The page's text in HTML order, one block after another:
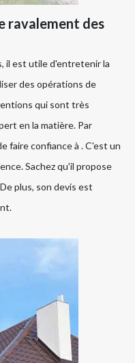
ravalement des
il est utile d'entretenir la
des opérations de
qui sont très
en la matière. Par
faire confiance à . C'est un
Sachez qu'il propose
plus, son devis est